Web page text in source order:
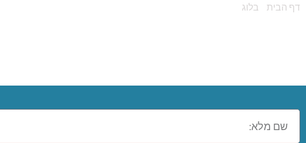
דף הבית בלוג